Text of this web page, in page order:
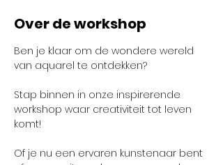
Over de workshop
Ben je klaar om de wondere wereld
van aquarel te ontdekken?
Stap binnen in onze inspirerende
workshop waar creativiteit tot leven
komt!
Of je nu een ervaren kunstenaar bent